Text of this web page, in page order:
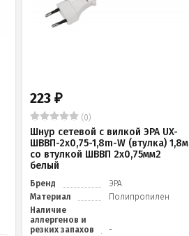
223 ₽
(0)
Шнур сетевой с вилкой ЭРА UX-
ШВВП-2x0,75-1,8m-W (втулка) 1,8м
со втулкой ШВВП 2x0,75мм2
белый
Бренд
ЭРА
Материал
Полипропилен
Наличие
аллергенов и
резких запахов
-